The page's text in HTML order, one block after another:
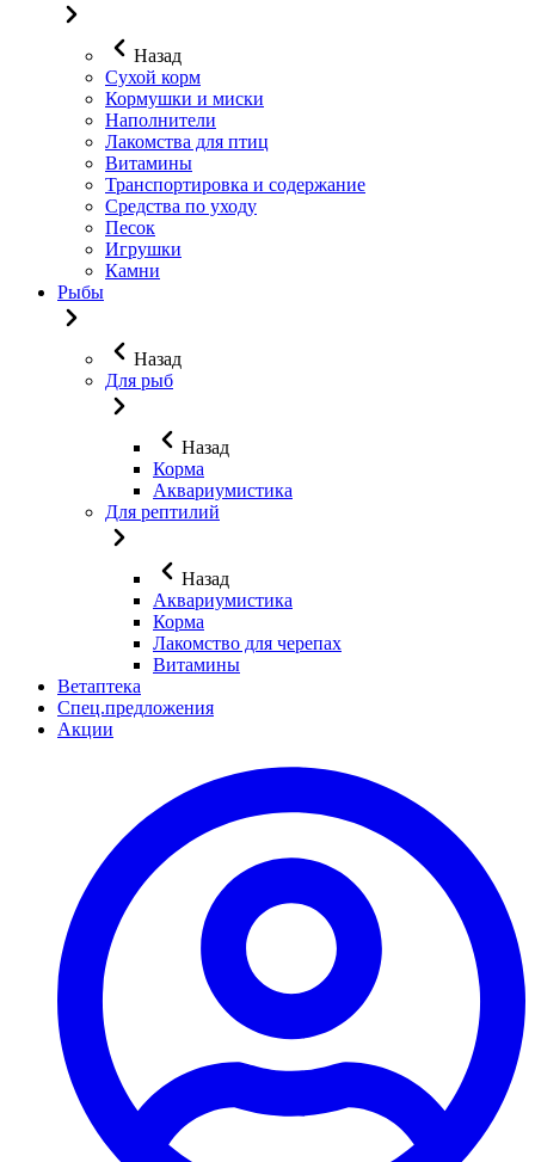
Назад
Сухой корм
Кормушки и миски
Наполнители
Лакомства для птиц
Витамины
Транспортировка и содержание
Средства по уходу
Песок
Игрушки
Камни
Рыбы
Назад
Для рыб
Назад
Корма
Аквариумистика
Для рептилий
Назад
Аквариумистика
Корма
Лакомство для черепах
Витамины
Ветаптека
Спец.предложения
Акции